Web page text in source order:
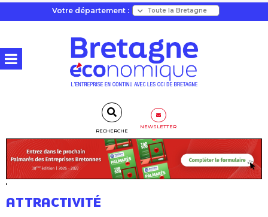
Votre département :
RECHERCHE
NEWSLETTER
ATTRACTIVITÉ